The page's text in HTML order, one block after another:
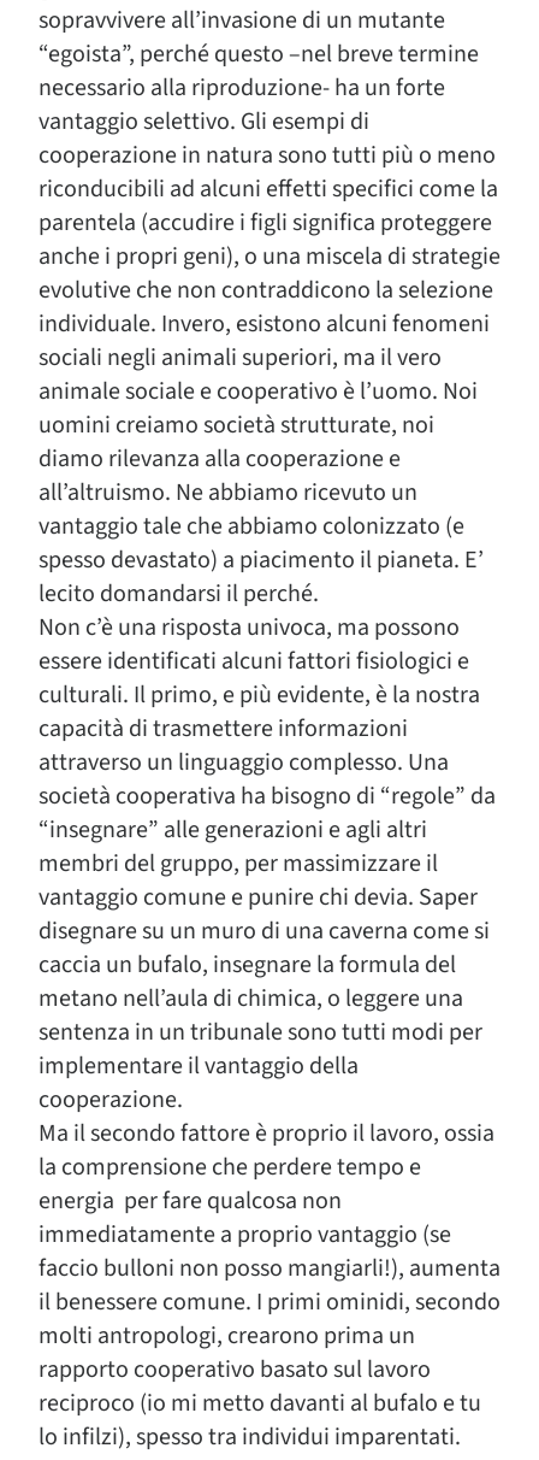
sopravvivere all’invasione di un mutante
“egoista”, perché questo –nel breve termine
necessario alla riproduzione- ha un forte
vantaggio selettivo. Gli esempi di
cooperazione in natura sono tutti più o meno
riconducibili ad alcuni effetti specifici come la
parentela (accudire i figli significa proteggere
anche i propri geni), o una miscela di strategie
evolutive che non contraddicono la selezione
individuale. Invero, esistono alcuni fenomeni
sociali negli animali superiori, ma il vero
animale sociale e cooperativo è l’uomo. Noi
uomini creiamo società strutturate, noi
diamo rilevanza alla cooperazione e
all’altruismo. Ne abbiamo ricevuto un
vantaggio tale che abbiamo colonizzato (e
spesso devastato) a piacimento il pianeta. E’
lecito domandarsi il perché.
Non c’è una risposta univoca, ma possono
essere identificati alcuni fattori fisiologici e
culturali. Il primo, e più evidente, è la nostra
capacità di trasmettere informazioni
attraverso un linguaggio complesso. Una
società cooperativa ha bisogno di “regole” da
“insegnare” alle generazioni e agli altri
membri del gruppo, per massimizzare il
vantaggio comune e punire chi devia. Saper
disegnare su un muro di una caverna come si
caccia un bufalo, insegnare la formula del
metano nell’aula di chimica, o leggere una
sentenza in un tribunale sono tutti modi per
implementare il vantaggio della
cooperazione.
Ma il secondo fattore è proprio il lavoro, ossia
la comprensione che perdere tempo e
energia per fare qualcosa non
immediatamente a proprio vantaggio (se
faccio bulloni non posso mangiarli!), aumenta
il benessere comune. I primi ominidi, secondo
molti antropologi, crearono prima un
rapporto cooperativo basato sul lavoro
reciproco (io mi metto davanti al bufalo e tu
lo infilzi), spesso tra individui imparentati.